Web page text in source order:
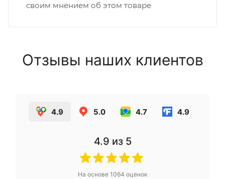
своим мнением об этом товаре
Отзывы наших клиентов
4.9 5.0 4.7 4.9
4.9 из 5
На основе 1064 оценок